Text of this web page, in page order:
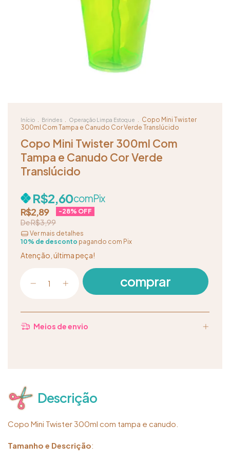
Início Brindes Operação Limpa Estoque
Copo Mini Twister
300ml Com Tampa e Canudo Cor Verde Translúcido
Copo Mini Twister 300ml Com
Tampa e Canudo Cor Verde
Translúcido
R$2,89 -28% OFF
R$3,99
R$2,60comPix
10% de desconto pagando com Pix
Ver mais detalhes
Atenção, última peça!
Meios de envio
Descrição
Copo Mini Twister 300ml com tampa e canudo.
Tamanho e Descrição: